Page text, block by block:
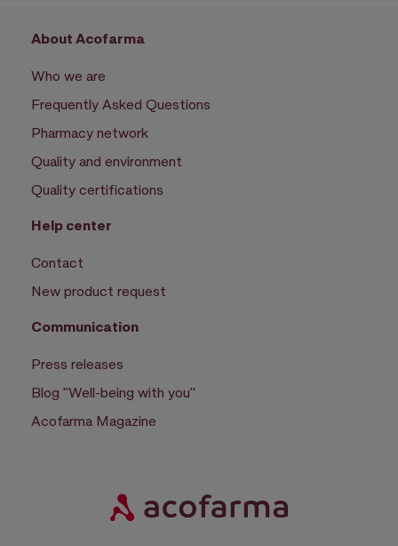
About Acofarma
Who we are
Frequently Asked Questions
Pharmacy network
Quality and environment
Quality certifications
Help center
Contact
New product request
Communication
Press releases
Blog "Well-being with you"
Acofarma Magazine